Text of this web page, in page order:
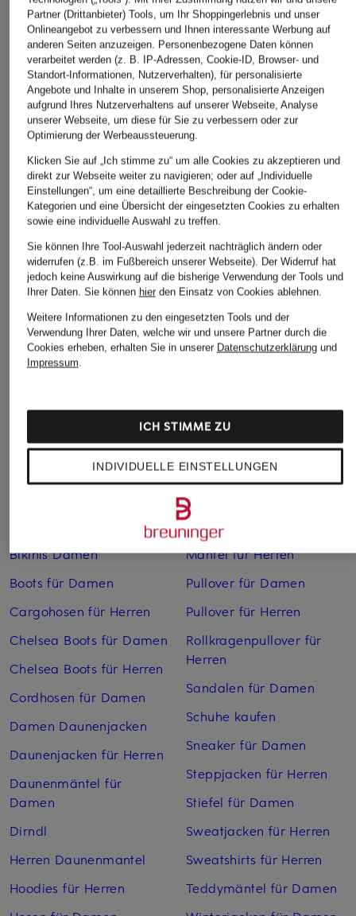
friendly hunting
199,99 €
friendly hunting
189,99 €
friendly hunting
189,99 €
Bikinis Damen
Boots für Damen
Cargohosen für Herren
Chelsea Boots für Damen
Chelsea Boots für Herren
Cordhosen für Damen
Damen Daunenjacken
Daunenjacken für Herren
Daunenmäntel für
Damen
Dirndl
Herren Daunenmantel
Hoodies für Herren
Mäntel für Herren
Pullover für Damen
Pullover für Herren
Rollkragenpullover für
Herren
Sandalen für Damen
Schuhe kaufen
Sneaker für Damen
Steppjacken für Herren
Stiefel für Damen
Sweatjacken für Herren
Sweatshirts für Herren
Teddymäntel für Damen
Partner (Drittanbieter) Tools, um Ihr Shoppingerlebnis und unser
Onlineangebot zu verbessern und Ihnen interessante Werbung auf
anderen Seiten anzuzeigen. Personenbezogene Daten können
verarbeitet werden (z. B. IP-Adressen, Cookie-ID, Browser- und
Standort-Informationen, Nutzerverhalten), für personalisierte
Angebote und Inhalte in unserem Shop, personalisierte Anzeigen
aufgrund Ihres Nutzerverhaltens auf unserer Webseite, Analyse
unserer Webseite, um diese für Sie zu verbessern oder zur
Optimierung der Werbeaussteuerung.
Klicken Sie auf „Ich stimme zu“ um alle Cookies zu akzeptieren und
direkt zur Webseite weiter zu navigieren; oder auf „Individuelle
Einstellungen“, um eine detaillierte Beschreibung der Cookie-
Kategorien und eine Übersicht der eingesetzten Cookies zu erhalten
sowie eine individuelle Auswahl zu treffen.
Sie können Ihre Tool-Auswahl jederzeit nachträglich ändern oder
widerrufen (z.B. im Fußbereich unserer Webseite). Der Widerruf hat
jedoch keine Auswirkung auf die bisherige Verwendung der Tools und
Ihrer Daten. Sie können hierden Einsatz von Cookies ablehnen.
Weitere Informationen zu den eingesetzten Tools und der
Verwendung Ihrer Daten, welche wir und unsere Partner durch die
Cookies erheben, erhalten Sie in unserer Datenschutzerklärungund
Impressum.
INDIVIDUELLE EINSTELLUNGEN
ICH STIMME ZU